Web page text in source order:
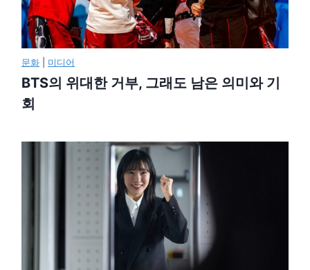
문화 미디어
BTS의 위대한 거부, 그래도 남은 의미와 기
회